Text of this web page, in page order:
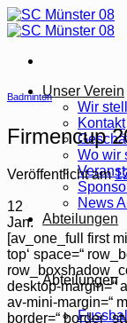
Zum
Inhalt
Unser Verein
Wir
Kontakt
Wo wir
News
Abteilungen
Abteilungen
Badminton
Firmencup
Veröffentlicht am
12
Jan.
[av_one_full first
top‘ space=“
desktop-margin=“
av-mini-margin=“
border=“